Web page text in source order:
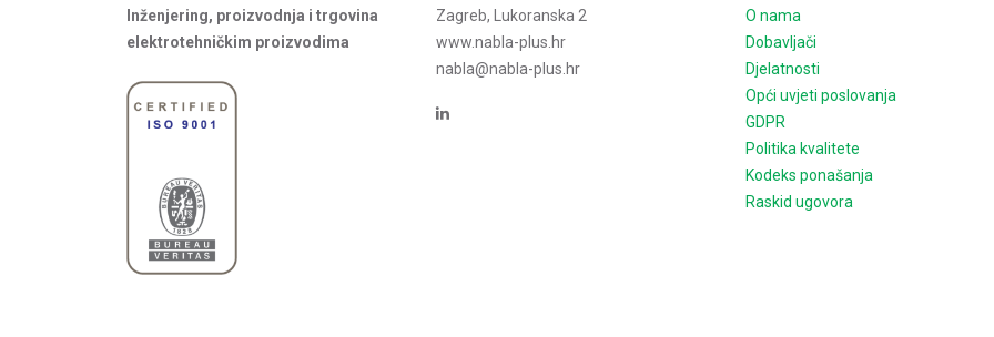
Inženjering, proizvodnja i trgovina
elektrotehničkim proizvodima
Zagreb, Lukoranska 2
www.nabla-plus.hr
nabla@nabla-plus.hr
O nama
Dobavljači
Djelatnosti
Opći uvjeti poslovanja
GDPR
Politika kvalitete
Kodeks ponašanja
Raskid ugovora